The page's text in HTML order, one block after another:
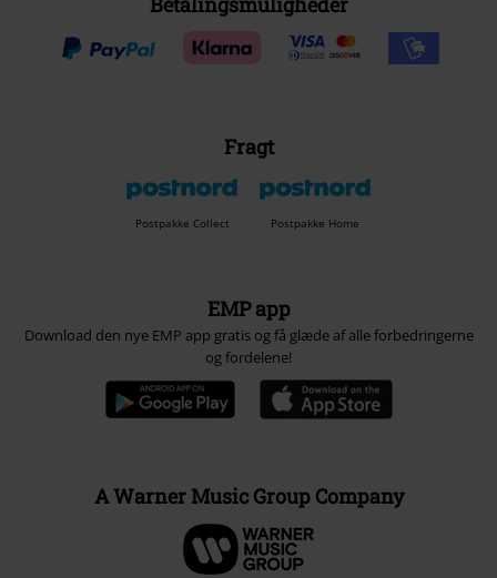
Fragt
Postpakke Collect Postpakke Home
EMP app
Download den nye EMP app gratis og få glæde af alle forbedringerne
og fordelene!
A Warner Music Group Company